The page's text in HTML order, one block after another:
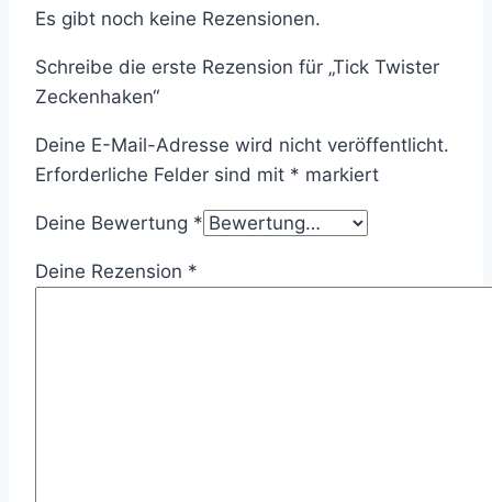
Es gibt noch keine Rezensionen.
Schreibe die erste Rezension für „Tick Twister
Zeckenhaken“
Deine E-Mail-Adresse wird nicht veröffentlicht.
Erforderliche Felder sind mit * markiert
Deine Bewertung *
Deine Rezension *